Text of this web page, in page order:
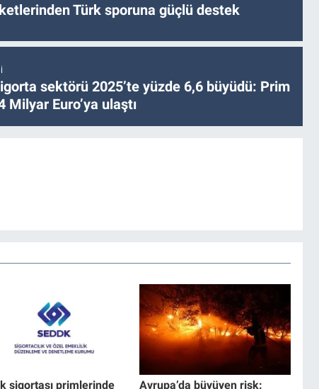
Türk sporuna güçlü destek
sektörü 2025’te yüzde 6,6 büyüdü: Prim
Milyar Euro’ya ulaştı
sigortası primlerinde
Avrupa’da büyüyen risk: